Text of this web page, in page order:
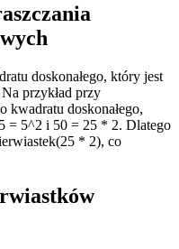
doskonałego, który jest
przykład przy
kwadratu doskonałego,
= 5^2 i 50 = 25 * 2. Dlatego
* 2), co